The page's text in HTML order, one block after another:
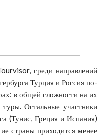
среди направлений
Турция и Россия по-
в общей сложности на их
Остальные участники
(Тунис, Греция и Испания)
страны приходится менее